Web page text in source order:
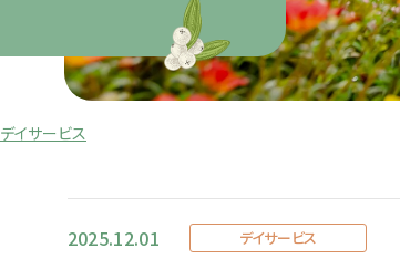
デイサービス
2025.12.01 デイサービス